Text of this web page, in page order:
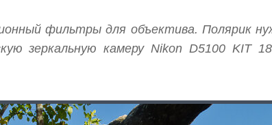
фильтры для объектива. Полярик
зеркальную камеру Nikon D5100 KIT